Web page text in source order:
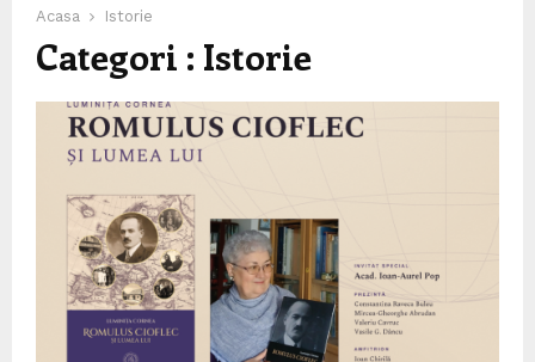
Acasa Istorie
Categori : Istorie